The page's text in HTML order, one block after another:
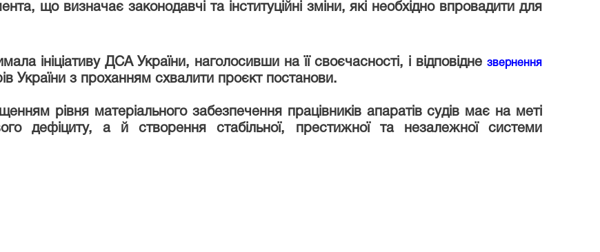
що визначає законодавчі та інституційні зміни, які необхідно впровадити для
ініціативу ДСА України, наголосивши на її своєчасності, і відповідне звернення
України з проханням схвалити проєкт постанови.
рівня матеріального забезпечення працівників апаратів судів має на меті
дефіциту, а й створення стабільної, престижної та незалежної системи